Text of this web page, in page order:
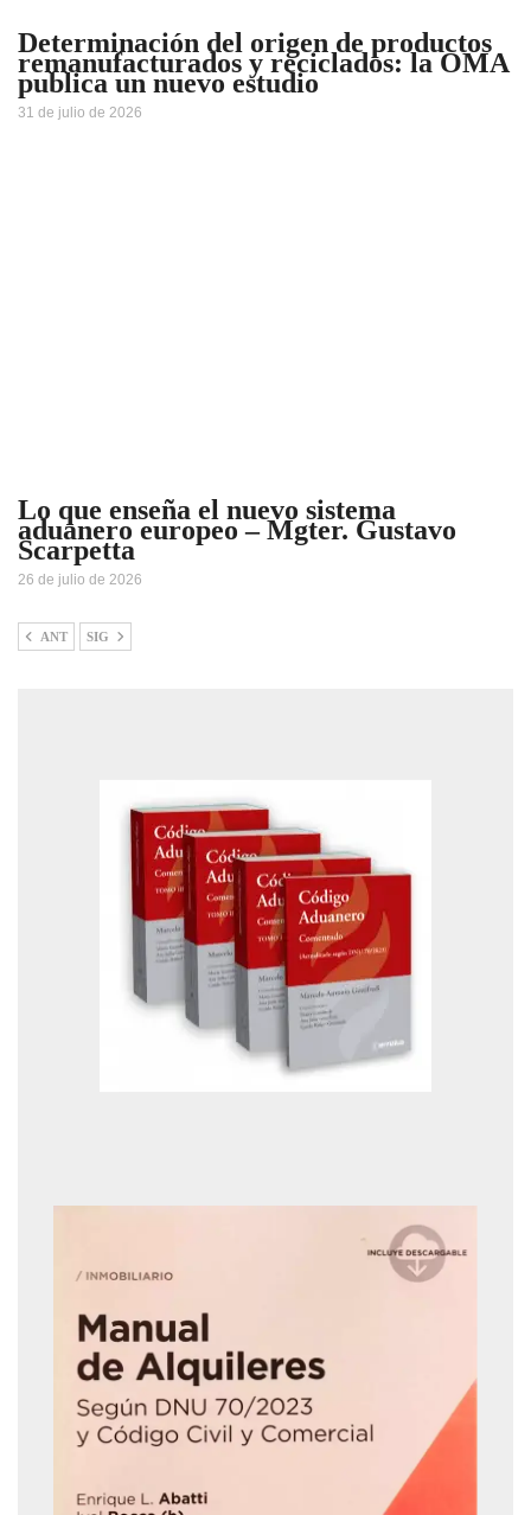
Determinación del origen de productos
remanufacturados y reciclados: la OMA
publica un nuevo estudio
31 de julio de 2026
Lo que enseña el nuevo sistema
aduanero europeo – Mgter. Gustavo
Scarpetta
26 de julio de 2026
ANT SIG